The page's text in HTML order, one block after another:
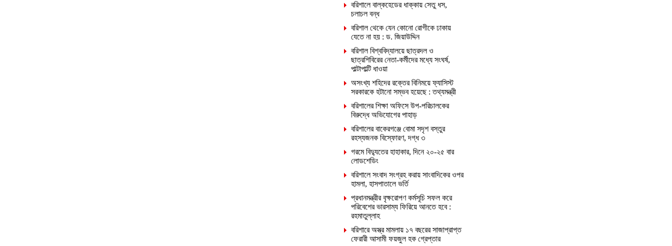
বরিশালে বাল্কহেডের ধাক্কায় সেতু ধস,
চলাচল বন্ধ
বরিশাল থেকে যেন কোনো রোগীকে ঢাকায়
যেতে না হয় : ড. জিয়াউদ্দিন
বরিশাল বিশ্ববিদ্যালয়ে ছাত্রদল ও
ছাত্রশিবিরের নেতা-কর্মীদের মধ্যে সংঘর্ষ,
পাল্টাপাল্টি ধাওয়া
অসংখ্য শহিদের রক্তের বিনিময়ে ফ্যাসিস্ট
সরকারকে হটানো সম্ভব হয়েছে : তথ্যমন্ত্রী
বরিশালের শিক্ষা অফিসে উপ-পরিচালকের
বিরুদ্ধে অভিযোগের পাহাড়
বরিশালের বাকেরগঞ্জে বোমা সদৃশ বস্তুর
রহস্যজনক বিস্ফোরণ, দগ্ধ ৩
গরমে বিদ্যুতের হাহাকার, দিনে ২০-২৫ বার
লোডশেডিং
বরিশালে সংবাদ সংগ্রহ করায় সাংবাদিকের ওপর
হামলা, হাসপাতালে ভর্তি
প্রধানমন্ত্রীর বৃক্ষরোপণ কর্মসূচি সফল করে
পরিবেশের ভারসাম্য ফিরিয়ে আনতে হবে :
রহমাতুল্লাহ
বরিশারে অস্ত্র মামলায় ১৭ বছরের সাজাপ্রাপ্ত
ফেরারী আসামী ফয়জুল হক গ্রেপ্তার